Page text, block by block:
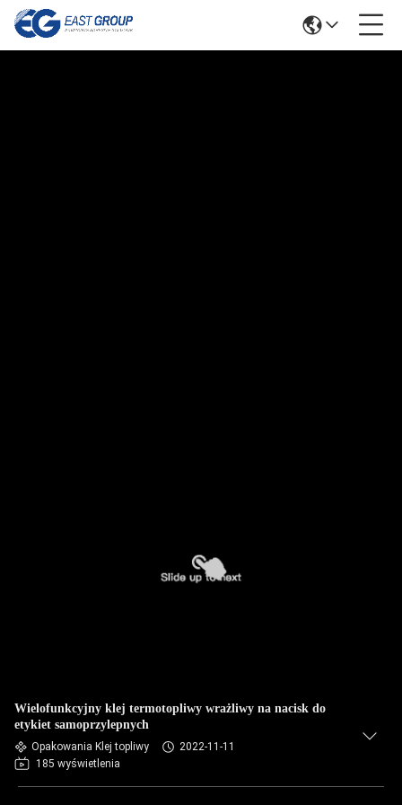
Wielofunkcyjny klej termotopliwy wrażliwy na nacisk do
etykiet samoprzylepnych
Opakowania Klej topliwy
2022-11-11
185 wyświetlenia